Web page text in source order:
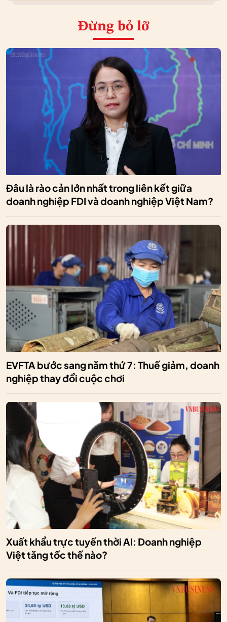
Đừng bỏ lỡ
Đâu là rào cản lớn nhất trong liên kết giữa
doanh nghiệp FDI và doanh nghiệp Việt Nam?
EVFTA bước sang năm thứ 7: Thuế giảm, doanh
nghiệp thay đổi cuộc chơi
Xuất khẩu trực tuyến thời AI: Doanh nghiệp
Việt tăng tốc thế nào?